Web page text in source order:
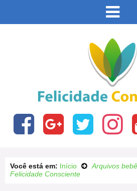
Você está em: Início
Arquivos
Felicidade Consciente
Este site usa cookies e outras tecnologias
para lembrar e entender como você usa
analisar seu uso de nossos produtos e
conteúdo de terceiros. Leia mais em